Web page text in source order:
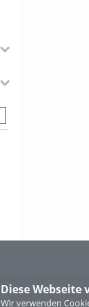
Diese Webseite
Wir verwenden